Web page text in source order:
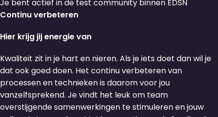
Je bent actief in de test community binnen EDSN
Continu verbeteren
Hier krijg jij energie van
Kwaliteit zit in je hart en nieren. Als je iets doet dan wil je
dat ook goed doen. Het continu verbeteren van
processen en technieken is daarom voor jou
vanzelfsprekend. Je vindt het leuk om team
overstijgende samenwerkingen te stimuleren en jouw